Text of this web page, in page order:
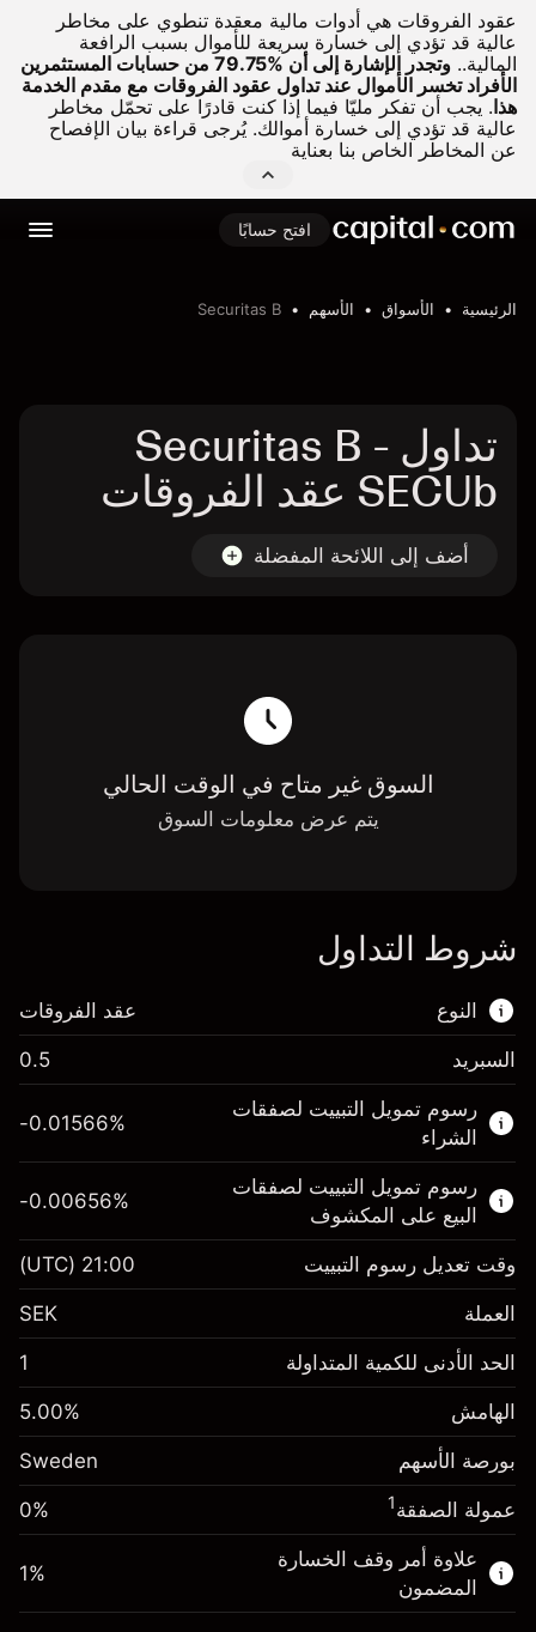
عقود الفروقات هي أدوات مالية معقدة تنطوي على مخاطر
عالية قد تؤدي إلى خسارة سريعة للأموال بسبب الرافعة
المالية..
وتجدر الإشارة إلى أن %79.75 من حسابات المستثمرين
الأفراد تخسر الأموال عند تداول عقود الفروقات مع مقدم الخدمة
هذا. يجب أن تفكر مليّا فيما إذا كنت قادرًا على تحمّل مخاطر
عالية قد تؤدي إلى خسارة أموالك. يُرجى قراءة بيان الإفصاح
عن المخاطر الخاص بنا بعناية
افتح حسابًا
الرئيسية الأسواق الأسهم Securitas B
تداول Securitas B -
SECUb عقد الفروقات
أضف إلى اللائحة المفضلة
السوق غير متاح في الوقت الحالي
يتم عرض معلومات السوق
شروط التداول
النوع
هذا السوق المالي متاح للتداول من خلال عقود
الفروقات.
اعرف المزيد عن:
عقود الفروقات
عقد الفروقات
السبريد 0.5
رسوم تمويل التبييت لصفقات
الشراء
SEK 1,000.00
رسوم التبييت
الرسوم من قيمة الصفقة
(-SEK 3.10)
حجم الصفقة بالرافعة المالية ~SEK 20,000.00
الأموال من الرافعة المالية ~ دولار
SEK 19,000.00
انتقل إلى المنصة
-0.01566%
رسوم تمويل التبييت لصفقات
البيع على المكشوف
الهامش. استثمارك
SEK 1,000.00
رسوم التبييت
الرسوم من قيمة الصفقة
الكاملة
-0.006562
حجم الصفقة بالرافعة المالية ~
الأموال من الرافعة المالية ~ دولار
-0.00656%
وقت تعديل رسوم التبييت 21:00
(UTC)
العملة SEK
الحد الأدنى للكمية المتداولة 1
الهامش 5.00%
بورصة الأسهم Sweden
عمولة الصفقة1
0%
علاوة أمر وقف الخسارة
المضمون
1%